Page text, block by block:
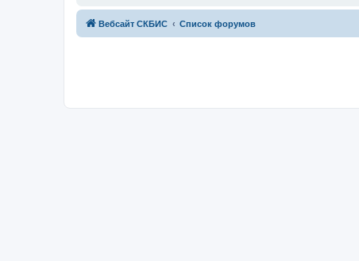
Вебсайт СКБИС Список форумов